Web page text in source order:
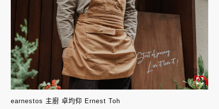
earnestos 主廚 卓均仰 Ernest Toh